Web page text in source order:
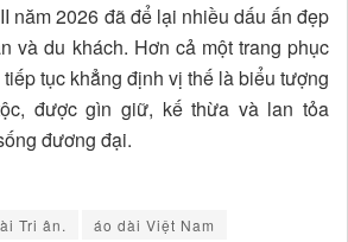
năm 2026 đã để lại nhiều dấu ấn đẹp
và du khách. Hơn cả một trang phục
tục khẳng định vị thế là biểu tượng
được gìn giữ, kế thừa và lan tỏa
đương đại.
Tri ân. áo dài Việt Nam